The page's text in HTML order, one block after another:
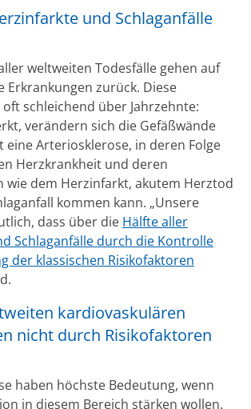
und Schlaganfälle
weltweiten Todesfälle gehen auf
Erkrankungen zurück. Diese
schleichend über Jahrzehnte:
verändern sich die Gefäßwände
eine Arteriosklerose, in deren Folge
Herzkrankheit und deren
wie dem Herzinfarkt, akutem Herztod
kommen kann. „Unsere
dass über die Hälfte aller
Schlaganfälle durch die Kontrolle
der klassischen Risikofaktoren
kardiovaskulären
nicht durch Risikofaktoren
haben höchste Bedeutung, wenn
in diesem Bereich stärken wollen.